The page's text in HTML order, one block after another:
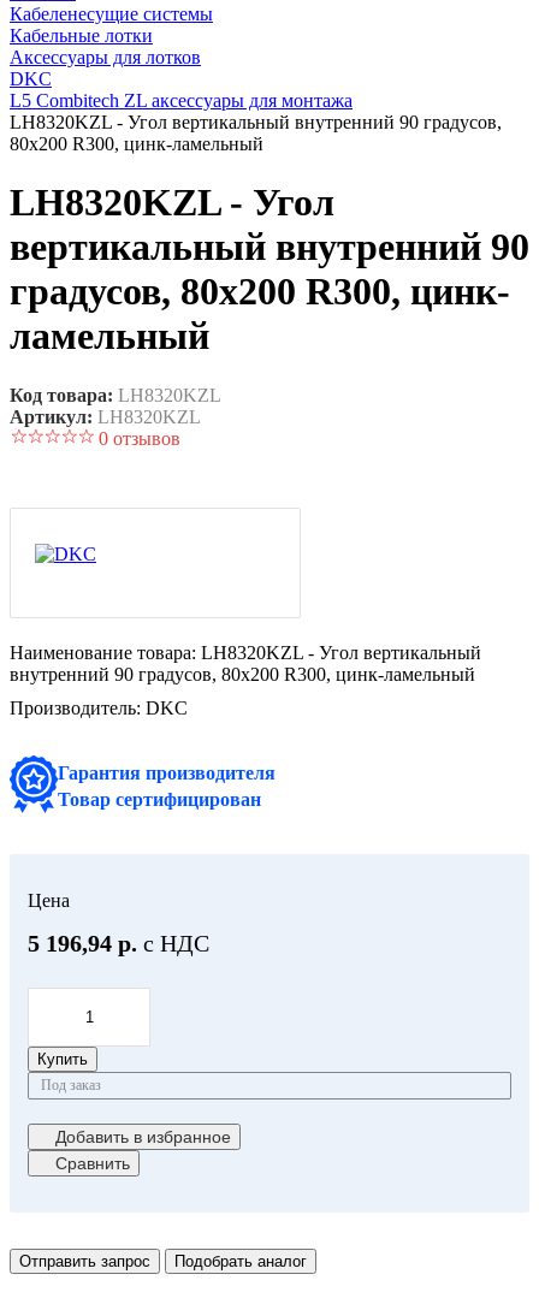
Кабеленесущие системы
Кабельные лотки
Аксессуары для лотков
DKC
L5 Combitech ZL аксессуары для монтажа
LH8320KZL - Угол вертикальный внутренний 90 градусов,
80х200 R300, цинк-ламельный
LH8320KZL - Угол
вертикальный внутренний 90
градусов, 80х200 R300, цинк-
ламельный
Код товара: LH8320KZL
Артикул: LH8320KZL
0 отзывов
Наименование товара: LH8320KZL - Угол вертикальный
внутренний 90 градусов, 80х200 R300, цинк-ламельный
Производитель: DKC
Гарантия производителя
Товар сертифицирован
Цена
5 196,94 р. с НДС
Купить
Под заказ
Добавить в избранное
Сравнить
Отправить запрос Подобрать аналог